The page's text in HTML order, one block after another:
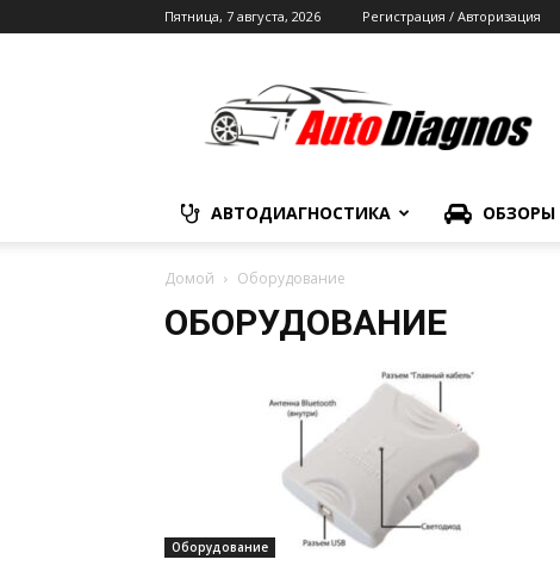
Пятница, 7 августа, 2026 Регистрация / Авторизация
АВТОДИАГНОСТИКА ОБЗОРЫ
Домой Оборудование
ОБОРУДОВАНИЕ
Оборудование